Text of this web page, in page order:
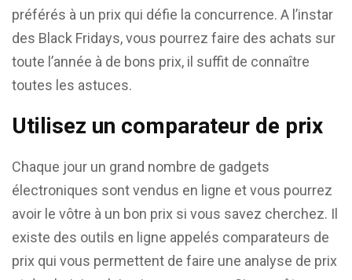
préférés à un prix qui défie la concurrence. A l’instar
des Black Fridays, vous pourrez faire des achats sur
toute l’année à de bons prix, il suffit de connaître
toutes les astuces.
Utilisez un comparateur de prix
Chaque jour un grand nombre de gadgets
électroniques sont vendus en ligne et vous pourrez
avoir le vôtre à un bon prix si vous savez cherchez. Il
existe des outils en ligne appelés comparateurs de
prix qui vous permettent de faire une analyse de prix